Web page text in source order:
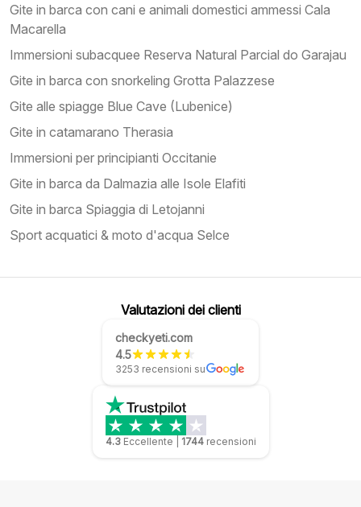
Gite in barca con cani e animali domestici ammessi Cala
Macarella
Immersioni subacquee Reserva Natural Parcial do Garajau
Gite in barca con snorkeling Grotta Palazzese
Gite alle spiagge Blue Cave (Lubenice)
Gite in catamarano Therasia
Immersioni per principianti Occitanie
Gite in barca da Dalmazia alle Isole Elafiti
Gite in barca Spiaggia di Letojanni
Sport acquatici & moto d'acqua Selce
Valutazioni dei clienti
checkyeti.com
4.5
3253 recensioni su
4.3 Eccellente 1744 recensioni